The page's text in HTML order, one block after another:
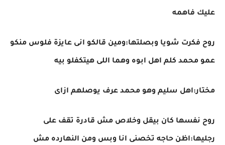
عليك فاهمه
روح فكرت شويا وبصلتها:ومين قالكو انى عايزة فلوس منكو
عمو محمد كلم اهل ابوه وهما اللى هيتكفلو بيه
مختار:اهل سليم وهو محمد عرف يوصلهم ازاى
روح نفسها كان بيقل وخلاص مش قادرة تقف على
رجليها:اظن حاجه تخصنى انا وبس ومن النهارده مش